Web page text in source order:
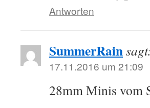
Antworten
SummerRain
17.11.2016 um 21:09
28mm Minis vom